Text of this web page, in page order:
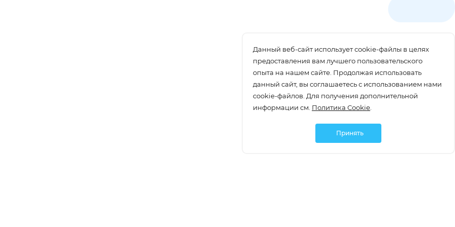
Данный веб-сайт использует cookie-файлы в целях
предоставления вам лучшего пользовательского
опыта на нашем сайте. Продолжая использовать
данный сайт, вы соглашаетесь с использованием нами
cookie-файлов. Для получения дополнительной
информации см. Политика Cookie
Принять